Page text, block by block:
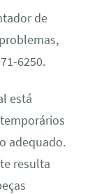
de
6250.
está
adequado.
resulta